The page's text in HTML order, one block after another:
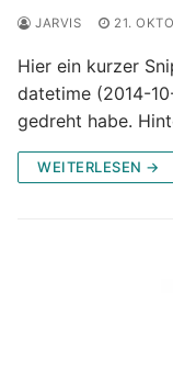
JARVIS 21.
Hier ein kurzer
datetime (2014-
gedreht habe.
WEITERLESEN →